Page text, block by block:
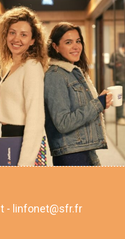
- linfonet@sfr.fr